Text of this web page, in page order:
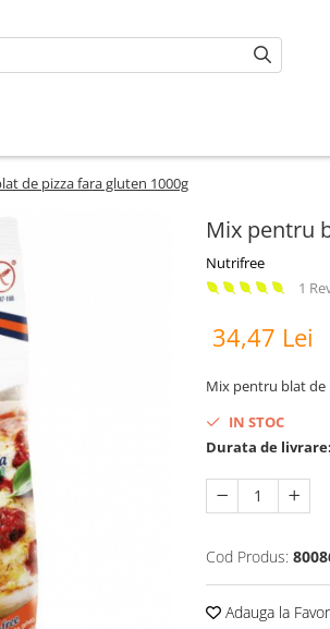
de pizza fara gluten 1000g
Mix pentru
Nutrifree
1
34,47 Lei
Mix pentru blat de
IN STOC
Durata de livrare:
Cod Produs:
Adauga la